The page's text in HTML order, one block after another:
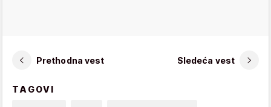
Prethodna vest Sledeća vest
TAGOVI